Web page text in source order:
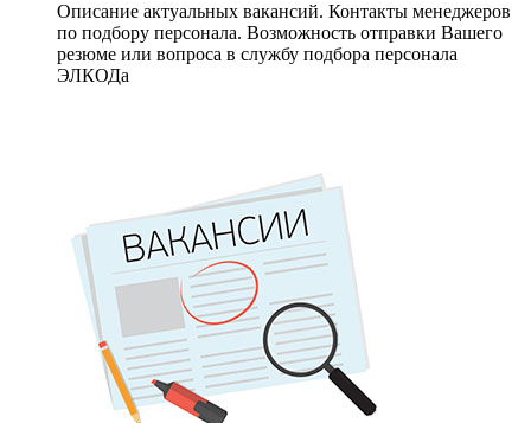
Описание актуальных вакансий. Контакты менеджеров
по подбору персонала. Возможность отправки Вашего
резюме или вопроса в службу подбора персонала
ЭЛКОДа